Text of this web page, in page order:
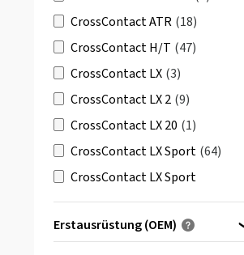
CrossContact ATR (18)
CrossContact H/T (47)
CrossContact LX (3)
CrossContact LX 2 (9)
CrossContact LX 20 (1)
CrossContact LX Sport (64)
CrossContact LX Sport
CrossContact LX Sport SSR(4)
Erstausrüstung (OEM)